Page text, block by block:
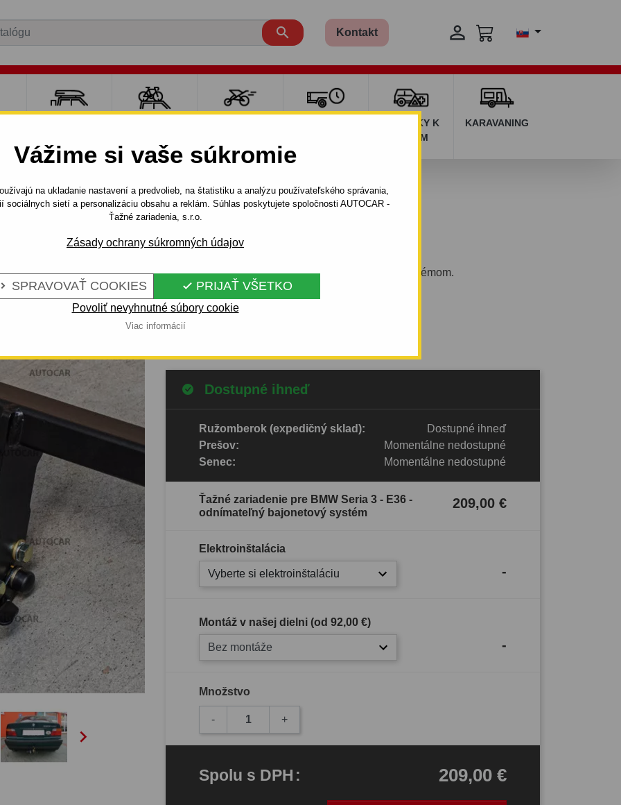
Vážime si vaše súkromie
na ukladanie nastavení a predvolieb, na štatistiku a analýzu používateľského správania,
sociálnych sietí a personalizáciu obsahu a reklám. Súhlas poskytujete spoločnosti AUTOCAR -
Ťažné zariadenia, s.r.o.
Zásady ochrany súkromných údajov
SPRAVOVAŤ COOKIES  PRIJAŤ VŠETKO
Povoliť nevyhnutné súbory cookie
Viac informácií
 Kontakt 
DOPLNKY K
AUTÁM
KARAVANING
bajonetový systém
BMW SERIA

Kód: B 02 Au
Ťažné zariadenie s odnímateľným bajonetovým systémom.
BMW Seria 3 - E36. 01.1991 - 03.1998
Celý popis produktu
Dostupné ihneď
Ružomberok (expedičný sklad):
Dostupné ihneď
Prešov:
Momentálne nedostupné
Senec:
Momentálne nedostupné
Ťažné zariadenie pre BMW Seria 3 - E36 -
odnímateľný bajonetový systém
209,00 €
Elektroinštalácia
Vyberte si elektroinštaláciu -
Montáž v našej dielni (od 92,00 €)
Bez montáže -
Množstvo
- +
Spolu s DPH: 209,00 €